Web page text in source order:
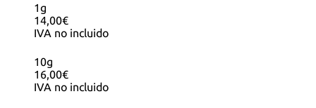
1g
14,00€
IVA no incluido
10g
16,00€
IVA no incluido